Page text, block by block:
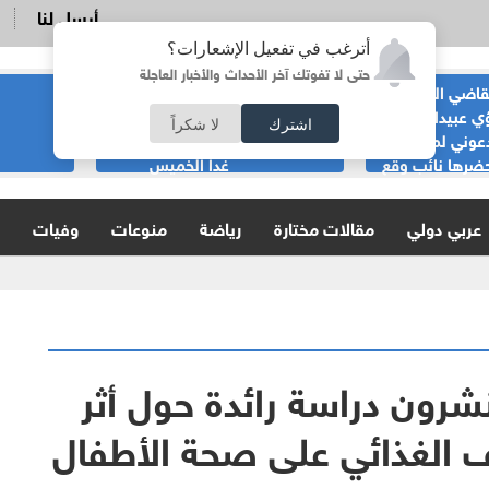
أترغب في تفعيل الإشعارات؟
حتى لا تفوتك آخر الأحداث والأخبار العاجلة
اشترك لا شكراً
أرسل لنا
السابق
عبيدات :لا
لمناسبة
نائب وقع
الحياصات ينفي
صحة انباء صدور
نتائج الثانوية العامة
غدا الخميس
عربي دولي مقالات مختارة رياضة منوعات وفيات
دراسة رائدة حول أثر
الغذائي على صحة الأطفال